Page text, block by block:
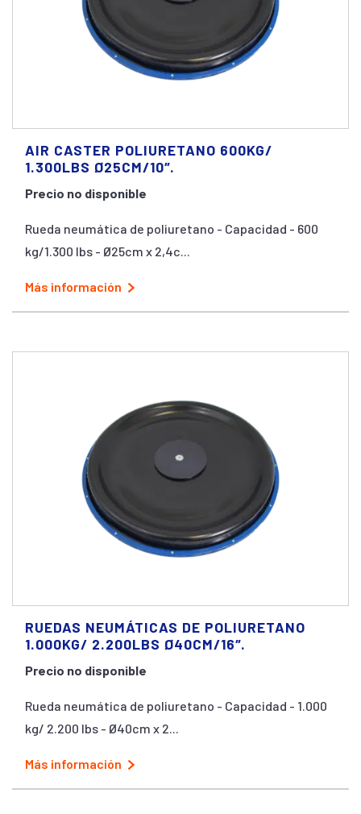
AIR CASTER POLIURETANO 600KG/
1.300LBS Ø25CM/10″.
Precio no disponible
Rueda neumática de poliuretano - Capacidad - 600
kg/1.300 lbs - Ø25cm x 2,4c...
Más información
RUEDAS NEUMÁTICAS DE POLIURETANO
1.000KG/ 2.200LBS Ø40CM/16″.
Precio no disponible
Rueda neumática de poliuretano - Capacidad - 1.000
kg/ 2.200 lbs - Ø40cm x 2...
Más información